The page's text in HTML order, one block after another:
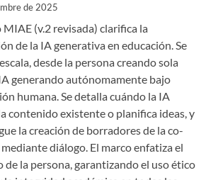
de 2025
MIAE (v.2 revisada) clarifica la
de la IA generativa en educación. Se
desde la persona creando sola
generando autónomamente bajo
humana. Se detalla cuándo la IA
contenido existente o planifica ideas, y
la creación de borradores de la co-
diálogo. El marco enfatiza el
de la persona, garantizando el uso ético